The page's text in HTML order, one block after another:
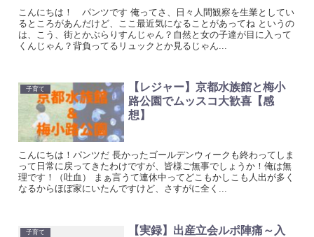
こんにちは！ パンツです 俺ってさ、日々人間観察を生業としてい
るところがあんだけど、ここ最近気になることがあってね というの
は、こう、街とかぶらりすんじゃん？自然と女の子達が目に入って
くんじゃん？背負ってるリュックとか見るじゃん...
子育て
【レジャー】京都水族館と梅小
路公園でムッスコ大歓喜【感
想】
こんにちは！パンツだ 長かったゴールデンウィークも終わってしま
って日常に戻ってきたわけですが、皆様ご無事でしょうか！俺は無
理です！（吐血） まぁ言うて連休中ってどこもかしこも人出が多く
なるからほぼ家にいたんですけど、さすがに全く...
子育て
【実録】出産立会ルポ陣痛～入